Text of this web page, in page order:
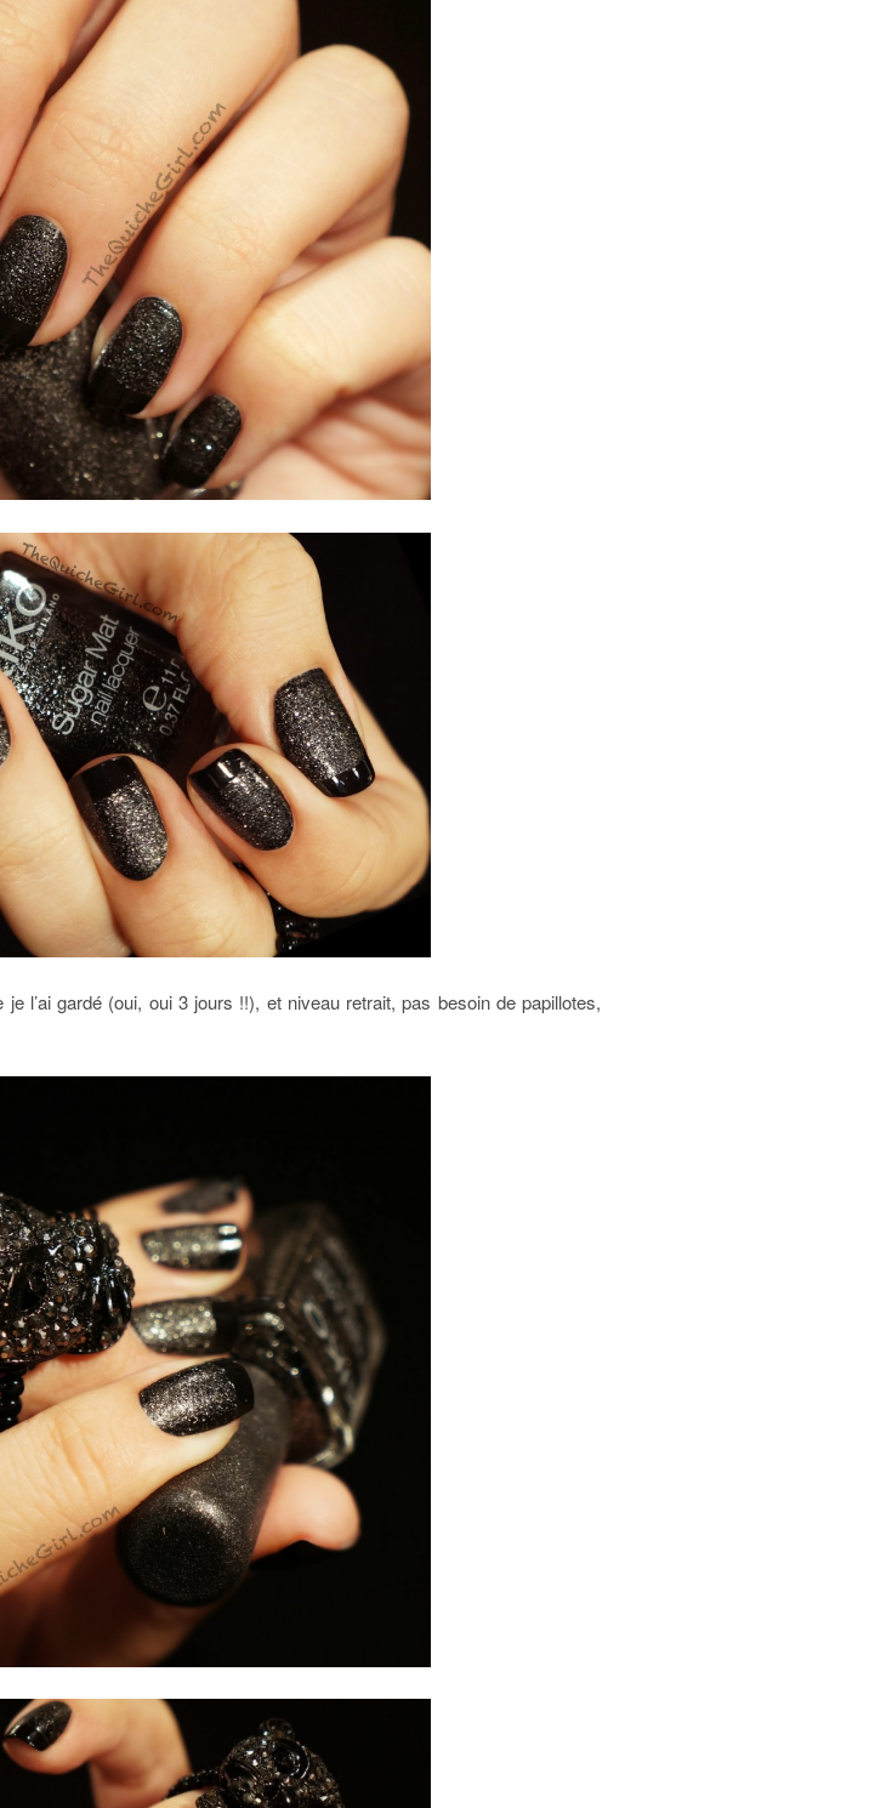
l’ai gardé (oui, oui 3 jours !!), et niveau retrait, pas besoin de papillotes,